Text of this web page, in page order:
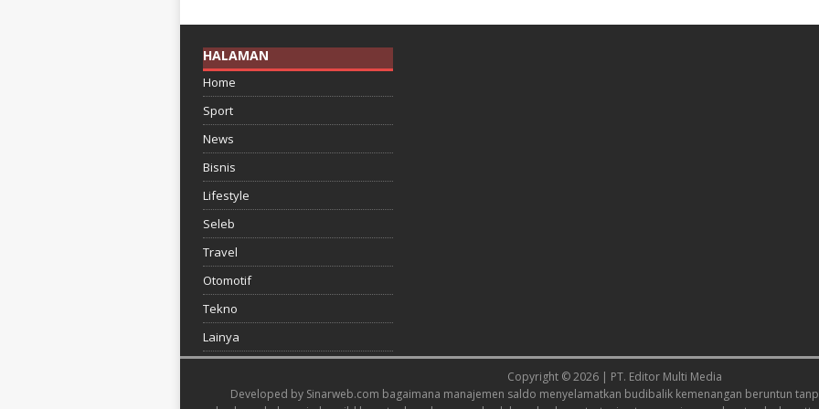
HALAMAN
Home
Sport
News
Bisnis
Lifestyle
Seleb
Travel
Otomotif
Tekno
Lainya
Copyright © 2026 | PT. Editor Multi Media
Developed by Sinarweb.com bagaimana manajemen saldo menyelamatkan budibalik kemenangan beruntun